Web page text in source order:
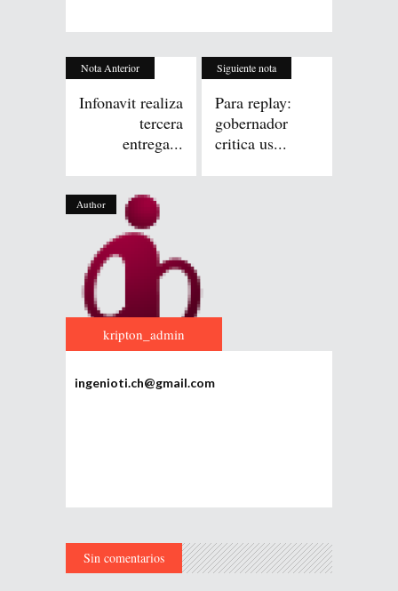
Nota Anterior
Infonavit realiza
tercera
entrega...
Siguiente nota
Para replay:
gobernador
critica us...
Author
kripton_admin
ingenioti.ch@gmail.com
Sin comentarios